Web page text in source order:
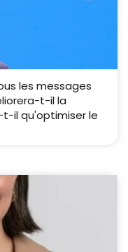
les messages
t-il la
il qu'optimiser le